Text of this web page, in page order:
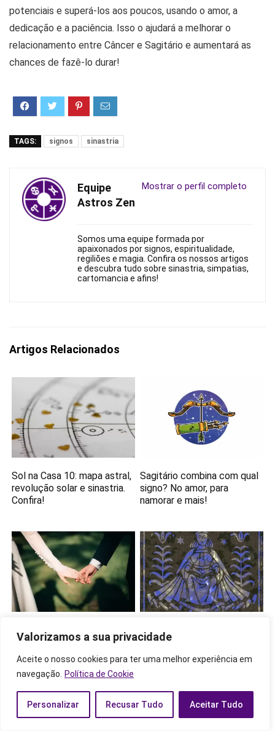
Valorizamos a sua privacidade
Aceite o nosso cookies para ter uma melhor experiência em
navegação.
Política de Cookie
Personalizar Recusar Tudo Aceitar Tudo
potenciais e superá-los aos poucos, usando o amor, a
dedicação e a paciência. Isso o ajudará a melhorar o
relacionamento entre Câncer e Sagitário e aumentará as
chances de fazê-lo durar!
TAGS: signos sinastria
Mostrar o perfil completo
Equipe
Astros Zen
Somos uma equipe formada por
apaixonados por signos, espiritualidade,
regiliões e magia. Confira os nossos artigos
e descubra tudo sobre sinastria, simpatias,
cartomancia e afins!
Artigos Relacionados
Sol na Casa 10: mapa astral,
revolução solar e sinastria.
Confira!
Sagitário combina com qual
signo? No amor, para
namorar e mais!
Signos que combinam com
Aquário: no sexo, amor,
trabalho e mais!
Vênus em Virgem: como
conquistar, amor, carreira,
significado e mais!
Teremos o maior prazer em ouvir seus
pensamentos